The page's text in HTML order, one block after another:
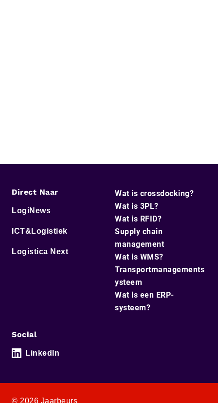
Direct Naar
LogiNews
ICT&Logistiek
Logistica Next
Wat is crossdocking?
Wat is 3PL?
Wat is RFID?
Supply chain
management
Wat is WMS?
Transportmanagements
ysteem
Wat is een ERP-
systeem?
Social
LinkedIn
© 2026 Jaarbeurs